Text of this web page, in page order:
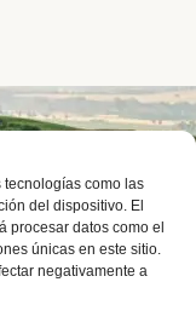
tecnologías como las
del dispositivo. El
procesar datos como el
únicas en este sitio.
negativamente a
WINE FROM